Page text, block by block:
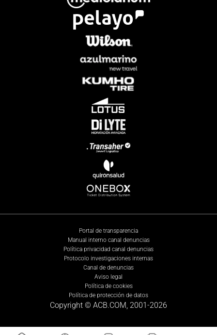
Portal de transparencia
Manual interno canal denuncias
Política privacidad canal denuncias
Protocolo investigaciones internas
Canal de denuncias
Aviso legal
Política de cookies
Política de protección de datos
Copyright © ACB.COM, 2001-2026